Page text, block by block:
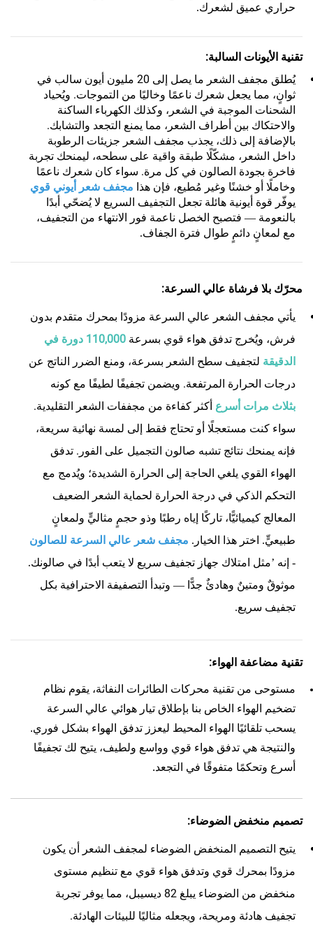
حراري عميق لشعرك.
تقنية الأيونات السالبة:
يُطلق مجفف الشعر ما يصل إلى 20 مليون أيون سالب في
ثوانٍ، مما يجعل شعرك ناعمًا وخاليًا من التموجات. ويُحياد
الشحنات الموجبة في الشعر، وكذلك الكهرباء الساكنة
والاحتكاك بين أطراف الشعر، مما يمنع التجعد والتشابك.
بالإضافة إلى ذلك، يجذب مجفف الشعر جزيئات الرطوبة
داخل الشعر، مشكّلًا طبقة واقية على سطحه، ليمنحك تجربة
فاخرة بجودة الصالون في كل مرة. سواء كان شعرك ناعمًا
وخاملًا أو خشنًا وغير مُطيع، فإن هذا مجفف شعر أيوني قوي
يوفّر قوة أيونية هائلة تجعل التجفيف السريع لا يُضحّي أبدًا
بالنعومة — فتصبح الخصل ناعمة فور الانتهاء من التجفيف،
مع لمعانٍ دائمٍ طوال فترة الجفاف.
محرّك بلا فرشاة عالي السرعة:
يأتي مجفف الشعر عالي السرعة مزودًا بمحرك متقدم بدون
فرش، ويُخرج تدفق هواء قوي بسرعة
110,000 دورة في
الدقيقة لتجفيف سطح الشعر بسرعة، ومنع الضرر الناتج عن
درجات الحرارة المرتفعة. ويضمن تجفيفًا لطيفًا مع كونه
بثلاث مرات أسرع أكثر كفاءة من مجففات الشعر التقليدية.
سواء كنت مستعجلًا أو تحتاج فقط إلى لمسة نهائية سريعة،
فإنه يمنحك نتائج تشبه صالون التجميل على الفور. تدفق
الهواء القوي يلغي الحاجة إلى الحرارة الشديدة؛ ويُدمج مع
التحكم الذكي في درجة الحرارة لحماية الشعر الضعيف
المعالج كيميائيًّا، تاركًا إياه رطبًا وذو حجمٍ مثاليٍّ ولمعانٍ
طبيعيٍّ. اختر هذا الخيار. مجفف شعر عالي السرعة للصالون
- إنه ’مثل امتلاك جهاز تجفيف سريع لا يتعب أبدًا في صالونك.
موثوقٌ ومتينٌ وهادئٌ جدًّا — وتبدأ التصفيفة الاحترافية بكل
تجفيف سريع.
تقنية مضاعفة الهواء:
مستوحى من تقنية محركات الطائرات النفاثة، يقوم نظام
تضخيم الهواء الخاص بنا بإطلاق تيار هوائي عالي السرعة
يسحب تلقائيًا الهواء المحيط ليعزز تدفق الهواء بشكل فوري.
والنتيجة هي تدفق هواء قوي وواسع ولطيف، يتيح لك تجفيفًا
أسرع وتحكمًا متفوقًا في التجعد.
تصميم منخفض الضوضاء:
يتيح التصميم المنخفض الضوضاء لمجفف الشعر أن يكون
مزودًا بمحرك قوي وتدفق هواء قوي مع تنظيم مستوى
منخفض من الضوضاء يبلغ 82 ديسيبل، مما يوفر تجربة
تجفيف هادئة ومريحة، ويجعله مثاليًا للبيئات الهادئة.